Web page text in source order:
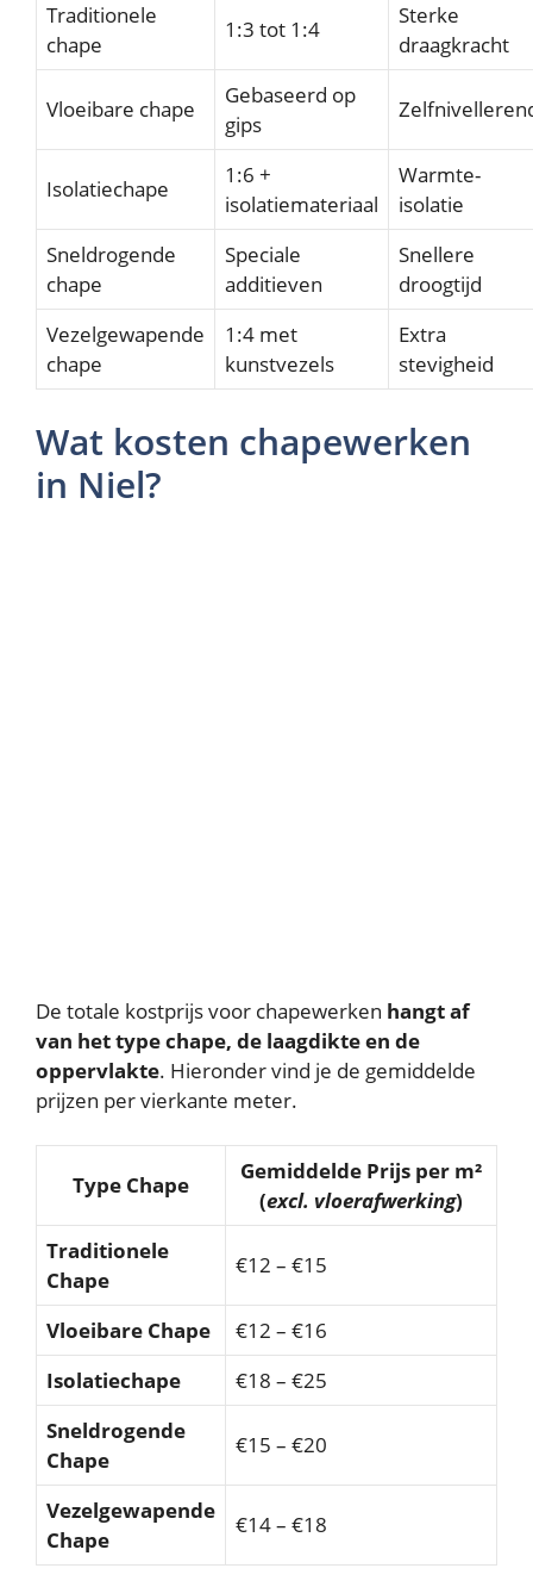
Traditionele
chape
1:3 tot 1:4
Sterke
draagkracht
Vloeibare chape
Gebaseerd op
gips
Isolatiechape
1:6 +
isolatiemateriaal
Warmte-
isolatie
Sneldrogende
chape
Speciale
additieven
Snellere
droogtijd
Vezelgewapende
chape
1:4 met
kunstvezels
Extra
stevigheid
Wat kosten chapewerken
in Niel?
De totale kostprijs voor chapewerken hangt af
van het type chape, de laagdikte en de
oppervlakte. Hieronder vind je de gemiddelde
prijzen per vierkante meter.
Type Chape
Gemiddelde Prijs per m²
(excl. vloerafwerking)
Traditionele
Chape
€12 – €15
Vloeibare Chape
€12 – €16
Isolatiechape
€18 – €25
Sneldrogende
Chape
€15 – €20
Vezelgewapende
Chape
€14 – €18